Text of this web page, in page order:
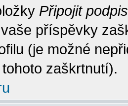
Připojit podpis
příspěvky
(je možné
zaškrtnutí).